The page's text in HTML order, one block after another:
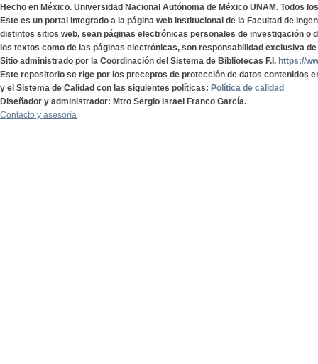
Hecho en México. Universidad Nacional Autónoma de México UNAM. Todos
Este es un portal integrado a la página web institucional de la Facultad de
distintos sitios web, sean páginas electrónicas personales de investigación o
los textos como de las páginas electrónicas, son responsabilidad exclusiva
Sitio administrado por la Coordinación del Sistema de Bibliotecas F.I. https://
Este repositorio se rige por los preceptos de protección de datos contenidos
y el Sistema de Calidad con las siguientes políticas: Política de calidad
Diseñador y administrador: Mtro Sergio Israel Franco García.
Contacto y asesoría